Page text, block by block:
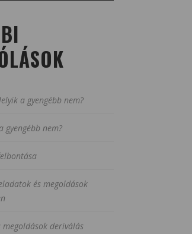
a gyengébb nem?
gyengébb nem?
és megoldások
megoldások deriválás